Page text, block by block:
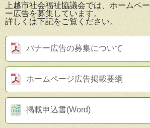
上越市社会福祉協議会では、ホームペ
ー広告を募集しています。
詳しくは下記をご覧ください。
バナー広告の募集について
ホームページ広告掲載要綱
掲載申込書(Word)